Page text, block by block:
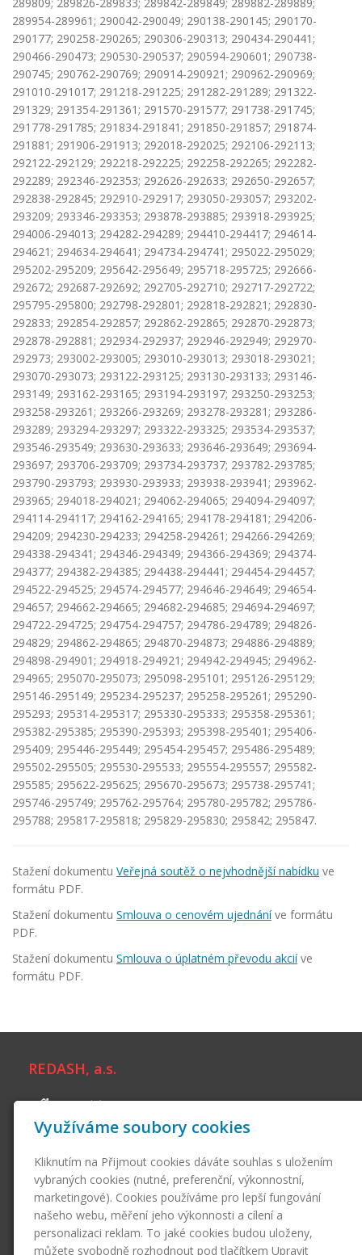
Stažení dokumentu Veřejná soutěž o nejvhodnější nabídku ve
formátu PDF.
Stažení dokumentu Smlouva o cenovém ujednáníve formátu
PDF.
Stažení dokumentu Smlouva o úplatném převodu akciíve
formátu PDF.
REDASH, a.s.
Branická 1881/187
140 00 Praha 4 - Krč
info@redash.cz
Skupina firem
Česká půjčovna, a.s.
Využíváme soubory cookies
Kliknutím na Přijmout cookies dáváte souhlas s uložením
vybraných cookies (nutné, preferenční, výkonnostní,
marketingové). Cookies používáme pro lepší fungování
našeho webu, měření jeho výkonnosti a cílení a
personalizaci reklam. To jaké cookies budou uloženy,
můžete svobodně rozhodnout pod tlačítkem Upravit